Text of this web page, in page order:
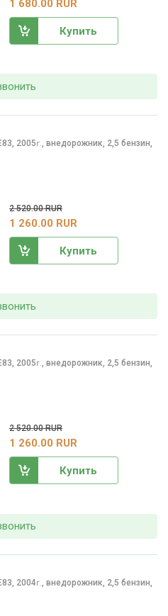
1 680.00 RUR
Купить
2005г., внедорожник, 2,5 бензин,
2 520.00 RUR
1 260.00 RUR
Купить
2005г., внедорожник, 2,5 бензин,
2 520.00 RUR
1 260.00 RUR
Купить
2004г., внедорожник, 2,5 бензин,